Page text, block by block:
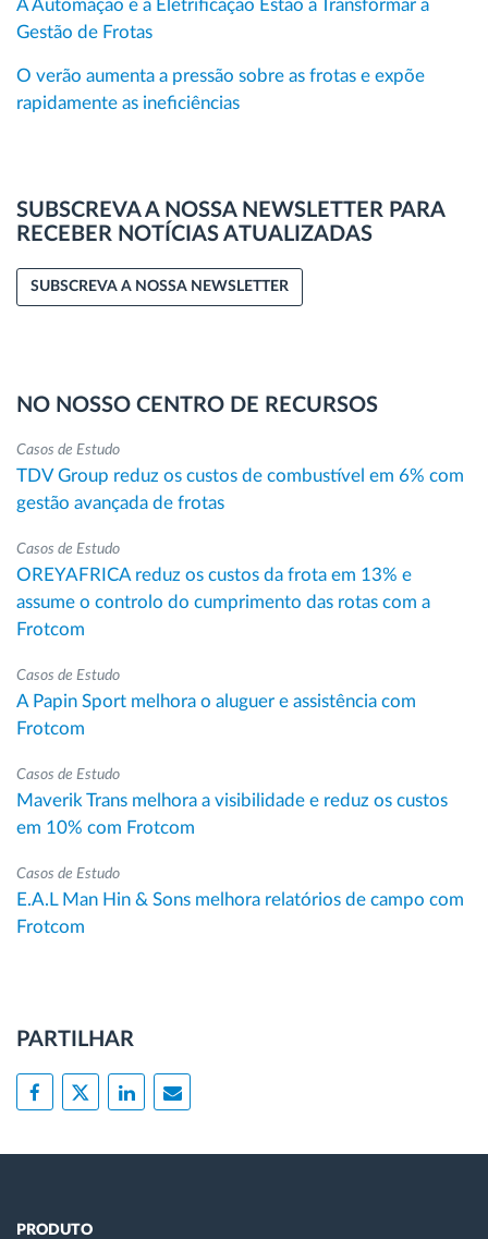
A Automação e a Eletrificação Estão a Transformar a
Gestão de Frotas
O verão aumenta a pressão sobre as frotas e expõe
rapidamente as ineficiências
SUBSCREVA A NOSSA NEWSLETTER PARA
RECEBER NOTÍCIAS ATUALIZADAS
SUBSCREVA A NOSSA NEWSLETTER
NO NOSSO CENTRO DE RECURSOS
Casos de Estudo
TDV Group reduz os custos de combustível em 6% com
gestão avançada de frotas
Casos de Estudo
OREYAFRICA reduz os custos da frota em 13% e
assume o controlo do cumprimento das rotas com a
Frotcom
Casos de Estudo
A Papin Sport melhora o aluguer e assistência com
Frotcom
Casos de Estudo
Maverik Trans melhora a visibilidade e reduz os custos
em 10% com Frotcom
Casos de Estudo
E.A.L Man Hin & Sons melhora relatórios de campo com
Frotcom
PARTILHAR
PRODUTO